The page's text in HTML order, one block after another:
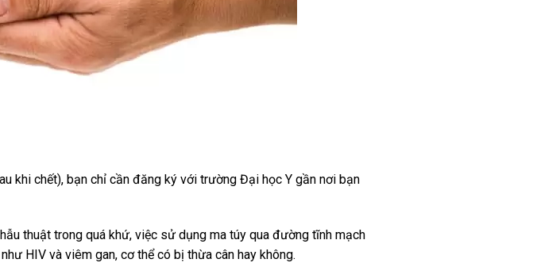
khi chết), bạn chỉ cần đăng ký với trường Đại học Y gần nơi bạn
thuật trong quá khứ, việc sử dụng ma túy qua đường tĩnh mạch
HIV và viêm gan, cơ thể có bị thừa cân hay không.